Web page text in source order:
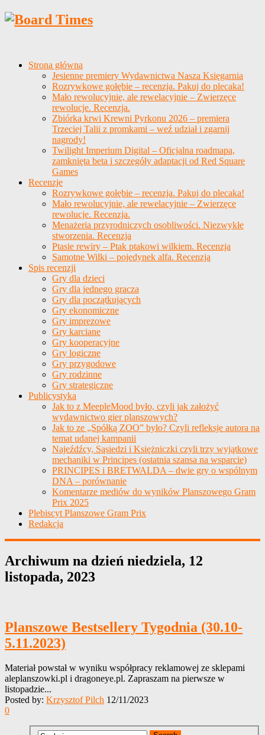
Strona główna
Jesienne premiery Wydawnictwa Nasza Księgarnia
Rozrywkowe gołębie – recenzja. Pakuj do plecaka!
Mało rewolucyjnie, ale rewelacyjnie – Zwierzęce
rewolucje. Recenzja.
Zbiórka krwi Krewni Pyrkonu 2026 – premiera
Trzeciej Talii z promkami – weź udział i zgarnij
nagrody!
Twilight Imperium Digital – Oficjalna roadmapa,
zamknięta beta i szczegóły adaptacji od Red Square
Games
Recenzje
Rozrywkowe gołębie – recenzja. Pakuj do plecaka!
Mało rewolucyjnie, ale rewelacyjnie – Zwierzęce
rewolucje. Recenzja.
Menażeria przyrodniczych osobliwości. Niezwykłe
stworzenia. Recenzja
Ptasie rewiry – Ptak ptakowi wilkiem. Recenzja
Samotne Wilki – pojedynek alfa. Recenzja
Spis recenzji
Gry dla dzieci
Gry dla jednego gracza
Gry dla początkujących
Gry ekonomiczne
Gry imprezowe
Gry karciane
Gry kooperacyjne
Gry logiczne
Gry przygodowe
Gry rodzinne
Gry strategiczne
Publicystyka
Jak to z MeepleMood było, czyli jak założyć
wydawnictwo gier planszowych?
Jak to ze „Spółką ZOO” było? Czyli refleksje autora na
temat udanej kampanii
Najeźdźcy, Sąsiedzi i Księżniczki czyli trzy wyjątkowe
mechaniki w Principes (ostatnia szansa na wsparcie)
PRINCIPES i BRETWALDA – dwie gry o wspólnym
DNA – porównanie
Komentarze mediów do wyników Planszowego Gram
Prix 2025
Plebiscyt Planszowe Gram Prix
Redakcja
Archiwum na dzień niedziela, 12
listopada, 2023
Planszowe Bestsellery Tygodnia (30.10-
5.11.2023)
Materiał powstał w wyniku współpracy reklamowej ze sklepami
aleplanszowki.pl i dragoneye.pl. Zapraszam na pierwsze w
listopadzie...
Posted by: Krzysztof Pilch 12/11/2023
0